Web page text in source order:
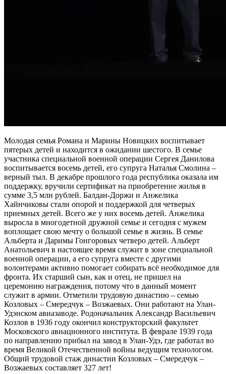
Молодая семья Романа и Марины Новицких воспитывает
пятерых детей и находится в ожидании шестого. В семье
участника специальной военной операции Сергея Данилова
воспитывается восемь детей, его супруга Наталья Смолина –
верный тыл. В декабре прошлого года республика оказала им
поддержку, вручили сертификат на приобретение жилья в
сумме 3,5 млн рублей. Балдан-Доржи и Анжелика
Хайнчиковы стали опорой и поддержкой для четверых
приемных детей. Всего же у них восемь детей. Анжелика
выросла в многодетной дружной семье и сегодня с мужем
воплощает свою мечту о большой семье в жизнь. В семье
Альберта и Даримы Гонгоровых четверо детей. Альберт
Анатольевич в настоящее время служит в зоне специальной
военной операции, а его супруга вместе с другими
волонтерами активно помогает собирать всё необходимое для
фронта. Их старший сын, как и отец, не пришел на
церемонию награждения, потому что в данный момент
служит в армии. Отметили трудовую династию – семью
Козловых – Смередчук – Возжаевых. Они работают на Улан-
Удэнском авиазаводе. Родоначальник Александр Васильевич
Козлов в 1936 году окончил конструкторский факультет
Московского авиационного института. В феврале 1939 года
по направлению прибыл на завод в Улан-Удэ, где работал во
время Великой Отечественной войны ведущим технологом.
Общий трудовой стаж династии Козловых – Смередчук –
Возжаевых составляет 327 лет!